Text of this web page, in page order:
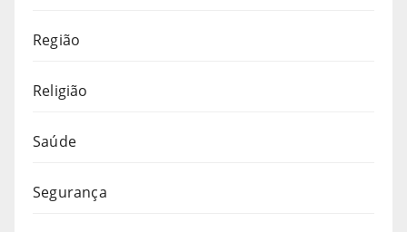
Região
Religião
Saúde
Segurança